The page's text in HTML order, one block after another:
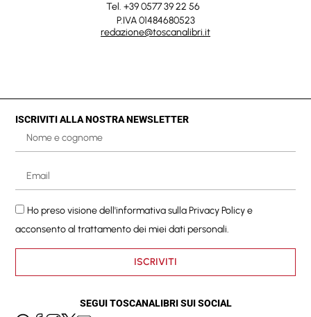
Tel. +39 0577 39 22 56
P.IVA 01484680523
redazione@toscanalibri.it
ISCRIVITI ALLA NOSTRA NEWSLETTER
Ho preso visione dell'informativa sullaPrivacy Policye
acconsento al trattamento dei miei dati personali.
ISCRIVITI
SEGUI TOSCANALIBRI SUI SOCIAL